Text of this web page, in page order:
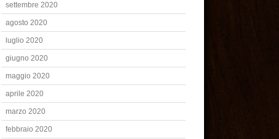
settembre 2020
agosto 2020
luglio 2020
giugno 2020
maggio 2020
aprile 2020
marzo 2020
febbraio 2020